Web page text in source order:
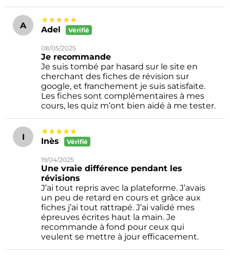
A
★★★★★
Adel
Vérifié
08/05/2025
Je recommande
Je suis tombé par hasard sur le site en
cherchant des fiches de révision sur
google, et franchement je suis satisfaite.
Les fiches sont complémentaires à mes
cours, les quiz m’ont bien aidé à me tester.
I
★★★★★
Inès
Vérifié
19/04/2025
Une vraie différence pendant les
révisions
J’ai tout repris avec la plateforme. J’avais
un peu de retard en cours et grâce aux
fiches j’ai tout rattrapé. J’ai validé mes
épreuves écrites haut la main. Je
recommande à fond pour ceux qui
veulent se mettre à jour efficacement.